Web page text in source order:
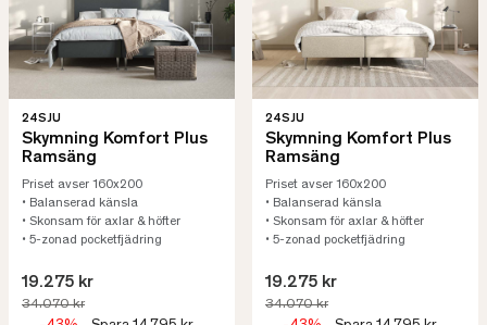
24SJU
Skymning Komfort Plus
Ramsäng
Priset avser 160x200
• Balanserad känsla
• Skonsam för axlar & höfter
• 5-zonad pocketfjädring
19.275 kr
34.070 kr
24SJU
Skymning Komfort Plus
Ramsäng
Priset avser 160x200
• Balanserad känsla
• Skonsam för axlar & höfter
• 5-zonad pocketfjädring
19.275 kr
34.070 kr